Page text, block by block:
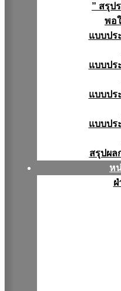
” สรุป
พอ
แบบปร
แบบปร
แบบปร
แบบปร
สรุปผล
ห